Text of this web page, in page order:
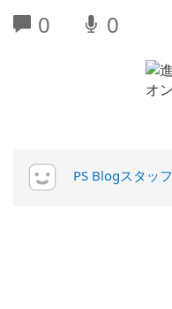
0 0
PS Blogスタッフ